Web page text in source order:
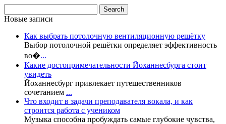
Новые записи
Как выбрать потолочную вентиляционную решётку
Выбор потолочной решётки определяет эффективность
во�...
Какие достопримечательности Йоханнесбурга стоит
увидеть
Йоханнесбург привлекает путешественников
сочетанием ...
Что входит в задачи преподавателя вокала, и как
строится работа с учеником
Музыка способна пробуждать самые глубокие чувства,